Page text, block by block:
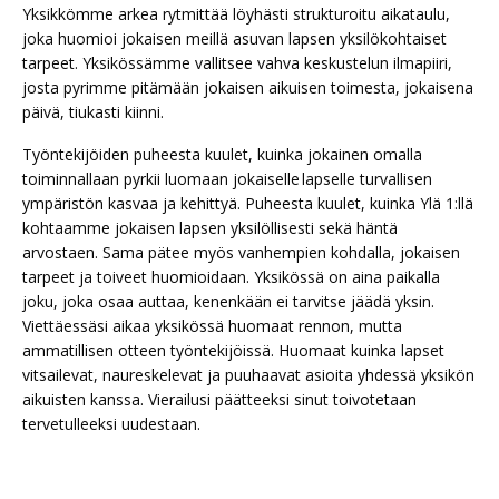
Yksikkömme arkea rytmittää löyhästi strukturoitu aikataulu,
joka huomioi jokaisen meillä asuvan lapsen yksilökohtaiset
tarpeet. Yksikössämme vallitsee vahva keskustelun ilmapiiri,
josta pyrimme pitämään jokaisen aikuisen toimesta, jokaisena
päivä, tiukasti kiinni.
Työntekijöiden puheesta kuulet, kuinka jokainen omalla
toiminnallaan pyrkii luomaan jokaiselle lapselle turvallisen
ympäristön kasvaa ja kehittyä. Puheesta kuulet, kuinka Ylä 1:llä
kohtaamme jokaisen lapsen yksilöllisesti sekä häntä
arvostaen. Sama pätee myös vanhempien kohdalla, jokaisen
tarpeet ja toiveet huomioidaan. Yksikössä on aina paikalla
joku, joka osaa auttaa, kenenkään ei tarvitse jäädä yksin.
Viettäessäsi aikaa yksikössä huomaat rennon, mutta
ammatillisen otteen työntekijöissä. Huomaat kuinka lapset
vitsailevat, naureskelevat ja puuhaavat asioita yhdessä yksikön
aikuisten kanssa. Vierailusi päätteeksi sinut toivotetaan
tervetulleeksi uudestaan.